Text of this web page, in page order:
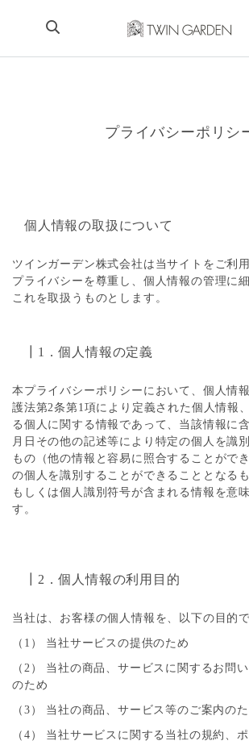
プライバシーポリシ
個人情報の取扱について
ツインガーデン株式会社は当サイトをご利
プライバシーを尊重し、個人情報の管理に
これを取扱うものとします。
┃1．個人情報の定義
本プライバシーポリシーにおいて、個人情
護法第2条第1項により定義された個人情報
る個人に関する情報であって、当該情報に
月日その他の記述等により特定の個人を識
もの（他の情報と容易に照合することがで
の個人を識別することができることとなる
もしくは個人識別符号が含まれる情報を意
す。
┃2．個人情報の利用目的
当社は、お客様の個人情報を、以下の目的
（1） 当社サービスの提供のため
（2） 当社の商品、サービスに関するお問
のため
（3） 当社の商品、サービス等のご案内の
（4） 当社サービスに関する当社の規約、